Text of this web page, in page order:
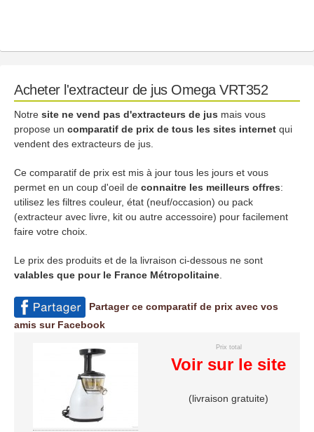
Acheter l'extracteur de jus Omega VRT352
Notre site ne vend pas d'extracteurs de jus mais vous
propose un comparatif de prix de tous les sites internet qui
vendent des extracteurs de jus.
Ce comparatif de prix est mis à jour tous les jours et vous
permet en un coup d'oeil de connaitre les meilleurs offres:
utilisez les filtres couleur, état (neuf/occasion) ou pack
(extracteur avec livre, kit ou autre accessoire) pour facilement
faire votre choix.
Le prix des produits et de la livraison ci-dessous ne sont
valables que pour le France Métropolitaine
Partager ce comparatif de prix avec vos
amis sur Facebook
Prix total
Voir sur le site
(livraison gratuite)